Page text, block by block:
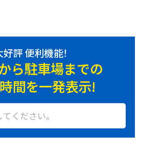
好評 便利機能！
ら駐車場までの
間を一発表示!